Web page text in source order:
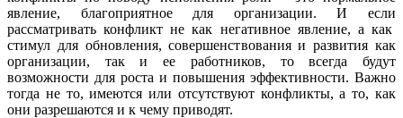
явление, благоприятное для организации. И если
рассматривать конфликт не как негативное явление, а как
стимул для обновления, совершенствования и развития как
организации, так и ее работников, то всегда будут
возможности для роста и повышения эффективности. Важно
тогда не то, имеются или отсутствуют конфликты, а то, как
они разрешаются и к чему приводят.